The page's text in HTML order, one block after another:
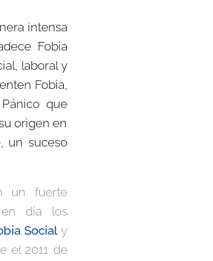
intensa
Fobia
laboral y
Fobia,
que
origen en
un suceso
un fuerte
en día los
Socialy
el 2011 de